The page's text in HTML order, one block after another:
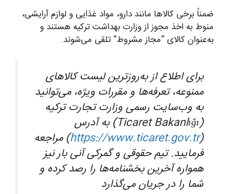
ضمناً برخی کالاها مانند دارو، مواد غذایی و لوازم آرایشی،
منوط به اخذ مجوز از وزارت بهداشت ترکیه هستند و
به‌عنوان کالای “مجاز مشروط” تلقی می‌شوند.
برای اطلاع از به‌روزترین لیست کالاهای
ممنوعه، تعرفه‌ها و مقررات ویژه، می‌توانید
به وب‌سایت رسمی وزارت تجارت ترکیه
(Ticaret Bakanlığı) به آدرس
(
https://www.ticaret.gov.tr) مراجعه
فرمایید. تیم حقوقی و گمرکی آنی بار نیز
همواره آخرین بخشنامه‌ها را رصد کرده و
شما را در جریان می‌گذارد